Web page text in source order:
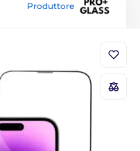
Produttore